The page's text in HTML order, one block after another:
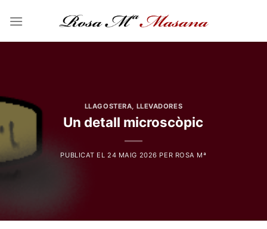
LLAGOSTERA, LLEVADORES
Un detall microscòpic
PUBLICAT EL 24 MAIG 2026 PER ROSA Mª